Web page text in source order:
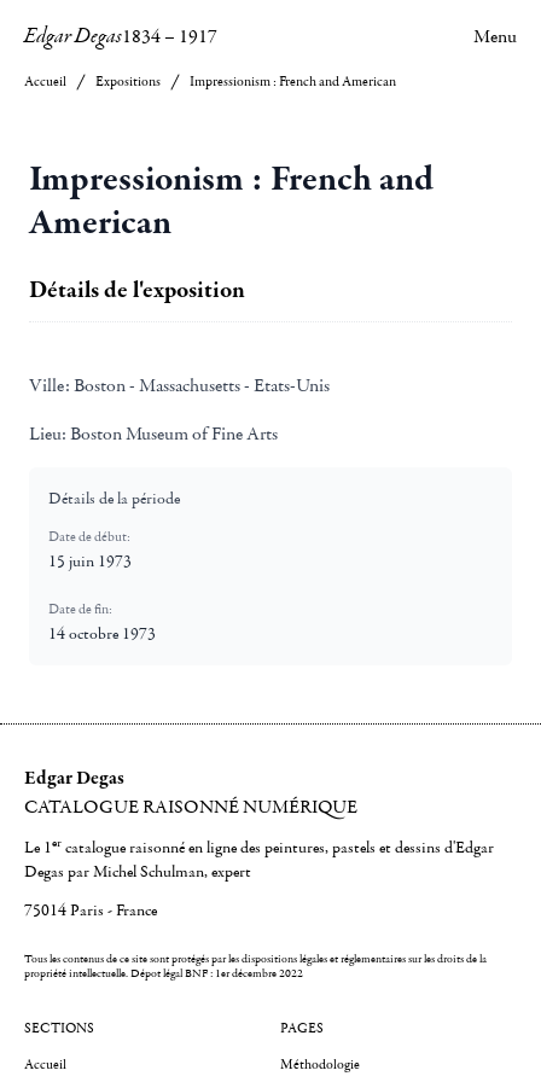
Edgar Degas1834– 1917 Menu
Accueil Expositions Impressionism : French and American
Impressionism : French and
American
Détails de l'exposition
Ville: Boston - Massachusetts - Etats-Unis
Lieu: Boston Museum of Fine Arts
Détails de la période
Date de début:
15 juin 1973
Date de fin:
14 octobre 1973
Edgar Degas
CATALOGUE RAISONNÉ NUMÉRIQUE
Le 1er catalogue raisonné en ligne des peintures, pastels et dessins d'Edgar
Degas par Michel Schulman, expert
75014 Paris - France
Tous les contenus de ce site sont protégés par les dispositions légales et réglementaires sur les droits de la
propriété intellectuelle.Dépot légal BNF : 1er décembre 2022
SECTIONS
Accueil
PAGES
Méthodologie